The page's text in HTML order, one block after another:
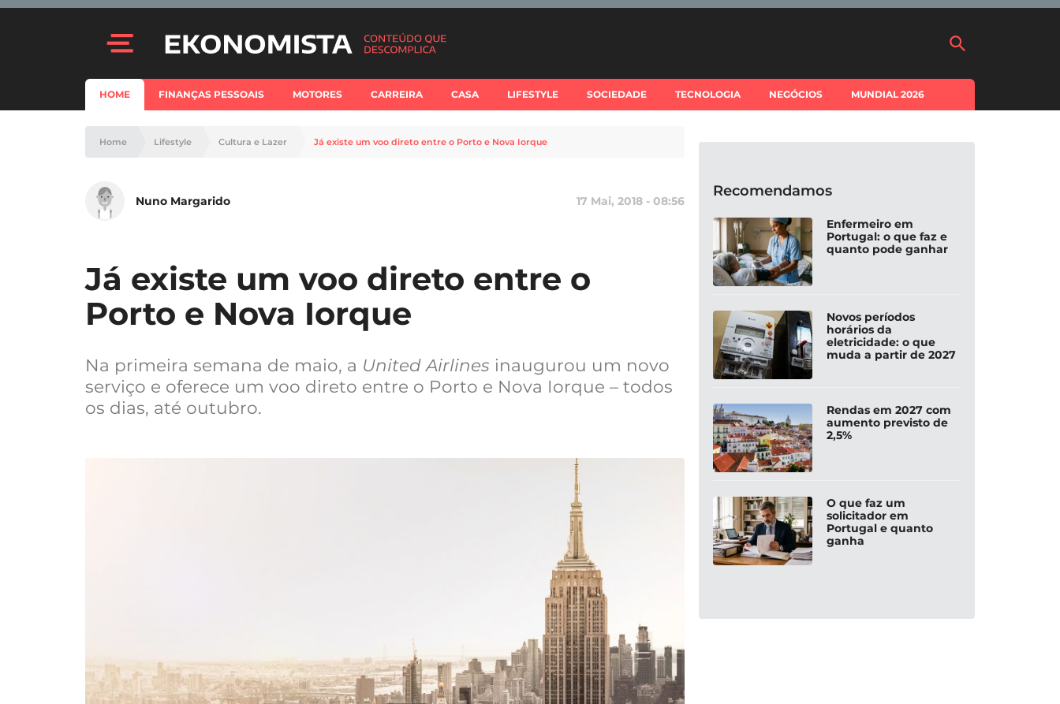
HOME FINANÇAS PESSOAIS MOTORES CARREIRA CASA LIFESTYLE SOCIEDADE TECNOLOGIA NEGÓCIOS MUNDIAL 2026
Home Lifestyle Cultura e Lazer Já existe um voo direto entre o Porto e Nova Iorque
Nuno Margarido 17 Mai, 2018 - 08:56
Já existe um voo direto entre o
Porto e Nova Iorque
Na primeira semana de maio, a United Airlines inaugurou um novo
serviço e oferece um voo direto entre o Porto e Nova Iorque – todos
os dias, até outubro.
Recomendamos
Enfermeiro em
Portugal: o que faz e
quanto pode ganhar
Novos períodos
horários da
eletricidade: o que
muda a partir de 2027
Rendas em 2027 com
aumento previsto de
2,5%
O que faz um
solicitador em
Portugal e quanto
ganha